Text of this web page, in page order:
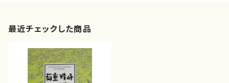
最近チェックした商品